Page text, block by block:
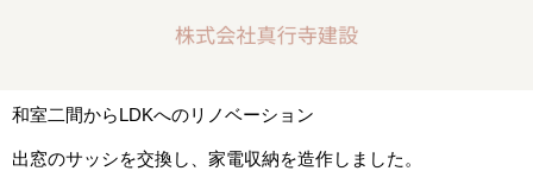
和室二間からLDKへのリノベーション
出窓のサッシを交換し、家電収納を造作しました。